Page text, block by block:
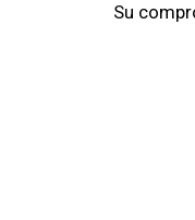
Su